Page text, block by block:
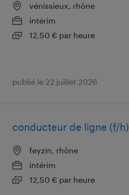
vénissieux, rhône
intérim
12,50 € par heure
publié le 22 juillet 2026
conducteur de ligne (f/h)
feyzin, rhône
intérim
12,50 € par heure